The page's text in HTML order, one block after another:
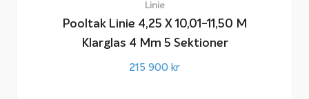
Linie
Pooltak Linie 4,25 X 10,01-11,50 M
Klarglas 4 Mm 5 Sektioner
215 900 kr